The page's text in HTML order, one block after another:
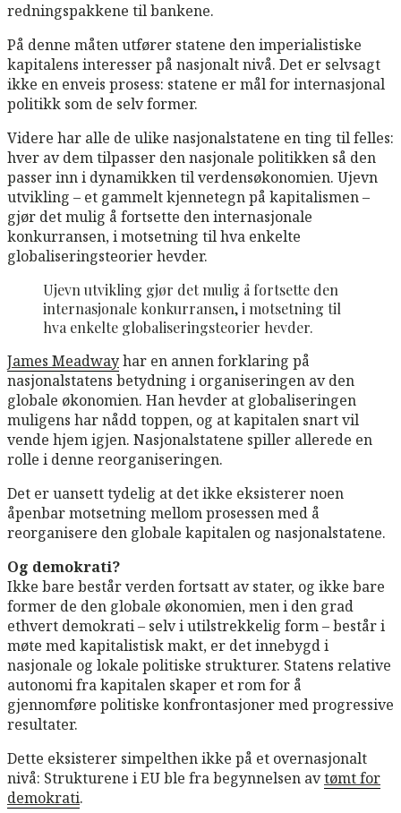
redningspakkene til bankene.
På denne måten utfører statene den imperialistiske
kapitalens interesser på nasjonalt nivå. Det er selvsagt
ikke en enveis prosess: statene er mål for internasjonal
politikk som de selv former.
Videre har alle de ulike nasjonalstatene en ting til felles:
hver av dem tilpasser den nasjonale politikken så den
passer inn i dynamikken til verdensøkonomien. Ujevn
utvikling – et gammelt kjennetegn på kapitalismen –
gjør det mulig å fortsette den internasjonale
konkurransen, i motsetning til hva enkelte
globaliseringsteorier hevder.
Ujevn utvikling gjør det mulig å fortsette den
internasjonale konkurransen, i motsetning til
hva enkelte globaliseringsteorier hevder.
James Meadwayhar en annen forklaring på
nasjonalstatens betydning i organiseringen av den
globale økonomien. Han hevder at globaliseringen
muligens har nådd toppen, og at kapitalen snart vil
vende hjem igjen. Nasjonalstatene spiller allerede en
rolle i denne reorganiseringen.
Det er uansett tydelig at det ikke eksisterer noen
åpenbar motsetning mellom prosessen med å
reorganisere den globale kapitalen og nasjonalstatene.
Og demokrati?
Ikke bare består verden fortsatt av stater, og ikke bare
former de den globale økonomien, men i den grad
ethvert demokrati – selv i utilstrekkelig form – består i
møte med kapitalistisk makt, er det innebygd i
nasjonale og lokale politiske strukturer. Statens relative
autonomi fra kapitalen skaper et rom for å
gjennomføre politiske konfrontasjoner med progressive
resultater.
Dette eksisterer simpelthen ikke på et overnasjonalt
nivå: Strukturene i EU ble fra begynnelsen avtømt for
demokrati.